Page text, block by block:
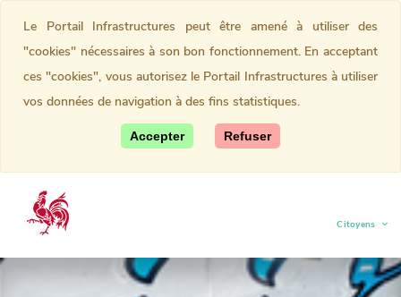
Citoyens
(current)
Le Portail Infrastructures peut être amené à utiliser des
"cookies" nécessaires à son bon fonctionnement. En acceptant
ces "cookies", vous autorisez le Portail Infrastructures à utiliser
vos données de navigation à des fins statistiques.
Accepter Refuser